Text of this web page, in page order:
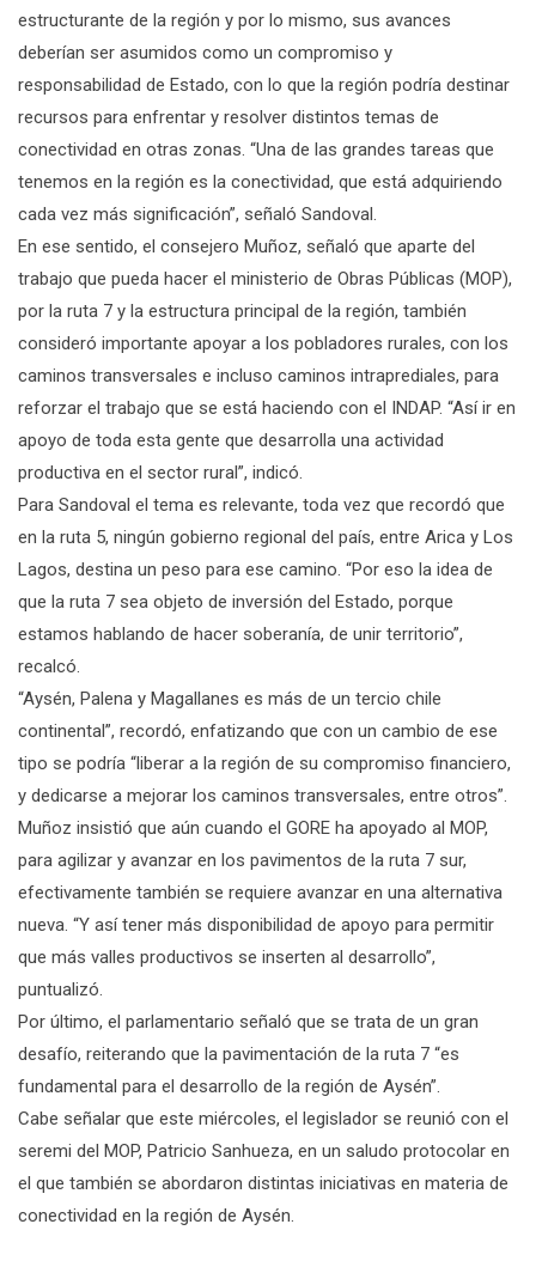
estructurante de la región y por lo mismo, sus avances
deberían ser asumidos como un compromiso y
responsabilidad de Estado, con lo que la región podría destinar
recursos para enfrentar y resolver distintos temas de
conectividad en otras zonas. “Una de las grandes tareas que
tenemos en la región es la conectividad, que está adquiriendo
cada vez más significación”, señaló Sandoval.
En ese sentido, el consejero Muñoz, señaló que aparte del
trabajo que pueda hacer el ministerio de Obras Públicas (MOP),
por la ruta 7 y la estructura principal de la región, también
consideró importante apoyar a los pobladores rurales, con los
caminos transversales e incluso caminos intraprediales, para
reforzar el trabajo que se está haciendo con el INDAP. “Así ir en
apoyo de toda esta gente que desarrolla una actividad
productiva en el sector rural”, indicó.
Para Sandoval el tema es relevante, toda vez que recordó que
en la ruta 5, ningún gobierno regional del país, entre Arica y Los
Lagos, destina un peso para ese camino. “Por eso la idea de
que la ruta 7 sea objeto de inversión del Estado, porque
estamos hablando de hacer soberanía, de unir territorio”,
recalcó.
“Aysén, Palena y Magallanes es más de un tercio chile
continental”, recordó, enfatizando que con un cambio de ese
tipo se podría “liberar a la región de su compromiso financiero,
y dedicarse a mejorar los caminos transversales, entre otros”.
Muñoz insistió que aún cuando el GORE ha apoyado al MOP,
para agilizar y avanzar en los pavimentos de la ruta 7 sur,
efectivamente también se requiere avanzar en una alternativa
nueva. “Y así tener más disponibilidad de apoyo para permitir
que más valles productivos se inserten al desarrollo”,
puntualizó.
Por último, el parlamentario señaló que se trata de un gran
desafío, reiterando que la pavimentación de la ruta 7 “es
fundamental para el desarrollo de la región de Aysén”.
Cabe señalar que este miércoles, el legislador se reunió con el
seremi del MOP, Patricio Sanhueza, en un saludo protocolar en
el que también se abordaron distintas iniciativas en materia de
conectividad en la región de Aysén.